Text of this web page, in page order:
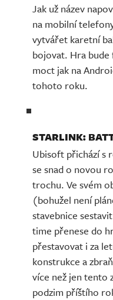
Jak už název
na mobilní
vytvářet karetní
bojovat. Hra
moct jak na
tohoto roku.
STARLINK:
Ubisoft přichází s
se snad o novou
trochu. Ve svém
(bohužel není
stavebnice
time přenese do
přestavovat i za
konstrukce a
více než jen tento
podzim příštího